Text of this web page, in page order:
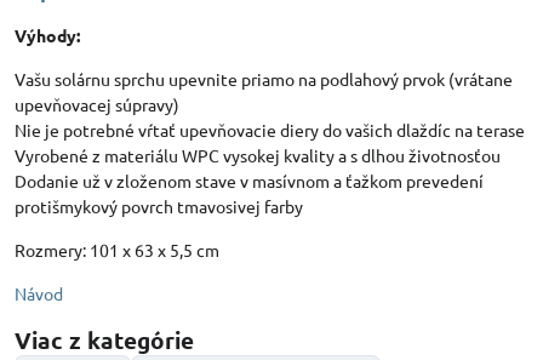
Výhody:
Vašu solárnu sprchu upevnite priamo na podlahový prvok (vrátane
upevňovacej súpravy)
Nie je potrebné vŕtať upevňovacie diery do vašich dlaždíc na terase
Vyrobené z materiálu WPC vysokej kvality a s dlhou životnosťou
Dodanie už v zloženom stave v masívnom a ťažkom prevedení
protišmykový povrch tmavosivej farby
Rozmery: 101 x 63 x 5,5 cm
Návod
Viac z kategórie